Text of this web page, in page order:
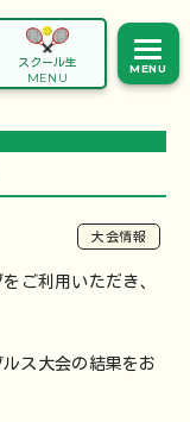
スクール生
MENU
MENU
大会情報
ご利用いただき、
ス大会の結果をお